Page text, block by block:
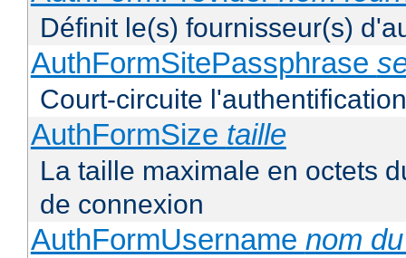
Définit le(s) fournisseur(s)
AuthFormSitePassphrase
Court-circuite
AuthFormSize taille
La taille maximale en octets
de connexion
AuthFormUsername nom